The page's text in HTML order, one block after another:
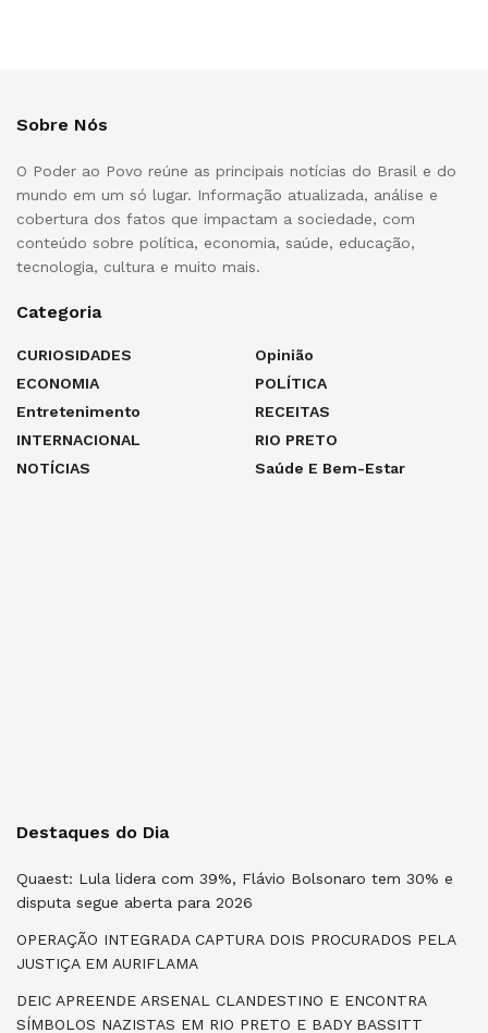
Sobre Nós
O Poder ao Povo reúne as principais notícias do Brasil e do
mundo em um só lugar. Informação atualizada, análise e
cobertura dos fatos que impactam a sociedade, com
conteúdo sobre política, economia, saúde, educação,
tecnologia, cultura e muito mais.
Categoria
CURIOSIDADES
ECONOMIA
Entretenimento
INTERNACIONAL
NOTÍCIAS
Opinião
POLÍTICA
RECEITAS
RIO PRETO
Saúde E Bem-Estar
Destaques do Dia
Quaest: Lula lidera com 39%, Flávio Bolsonaro tem 30% e
disputa segue aberta para 2026
OPERAÇÃO INTEGRADA CAPTURA DOIS PROCURADOS PELA
JUSTIÇA EM AURIFLAMA
DEIC APREENDE ARSENAL CLANDESTINO E ENCONTRA
SÍMBOLOS NAZISTAS EM RIO PRETO E BADY BASSITT